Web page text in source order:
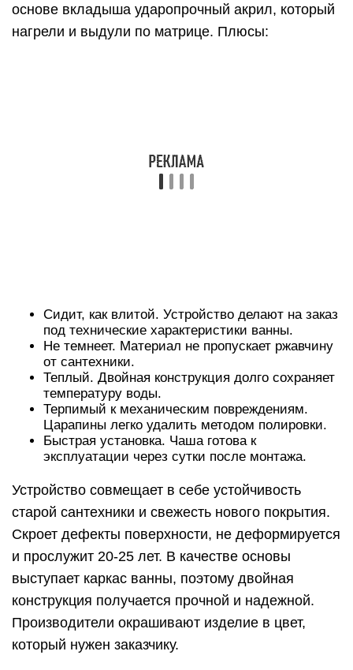
основе вкладыша ударопрочный акрил, который
нагрели и выдули по матрице. Плюсы:
Терпимый к механическим повреждениям.
Царапины легко удалить методом полировки.
Быстрая установка. Чаша готова к
и прослужит 20-25 лет. В качестве основы
выступает каркас ванны, поэтому двойная
конструкция получается прочной и надежной.
Производители окрашивают изделие в цвет,
который нужен заказчику.
Крепкая полимерная вставка Источник
remontu.com.ua
Эмаль
Заводское покрытие чугунной или стальной
сантехники наносят на поверхность методом
горячей эмалировки (обжига). Слой из-за износа
уже через 5 лет желтеет, становится шершавым и
теряет глянец. Чтобы вернуть первоначальный
вид, нужна реставрация. Повторить
промышленную технологию в домашних